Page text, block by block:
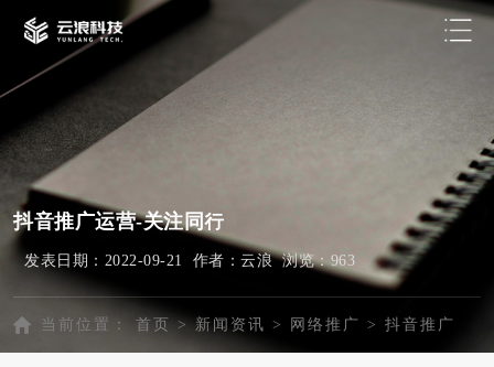
抖音推广运营-关注同行
发表日期：2022-09-21 作者：云浪 浏览： 963
当前位置： 首页 >新闻资讯 > 网络推广 > 抖音推广